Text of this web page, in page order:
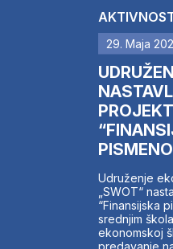
29. Maja
Udruženje
„SWOT“
“Finansijska
srednjim
ekonomskoj
predavanje